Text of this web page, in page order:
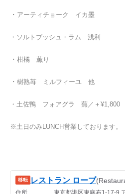
・ アーティチョーク イカ墨
・ソルト ブッシュ・ラム 浅利
・ 柑橘 薫り
・ 樹熟苺 ミルフィーユ 他
・土佐鴨 フォアグラ 蕪／＋¥1,800
※土日のみLUNCH営業しております。